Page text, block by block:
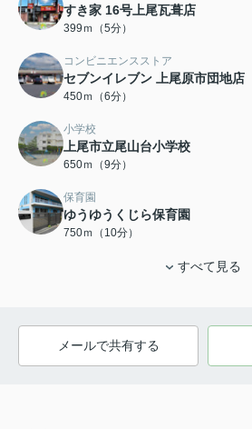
すき家 16号上尾瓦葺店
399ｍ（5分）
コンビニエンスストア
セブンイレブン 上尾原市団地店
450ｍ（6分）
小学校
上尾市立尾山台小学校
650ｍ（9分）
保育園
ゆうゆうくじら保育園
750ｍ（10分）
すべて見る
メールで共有する